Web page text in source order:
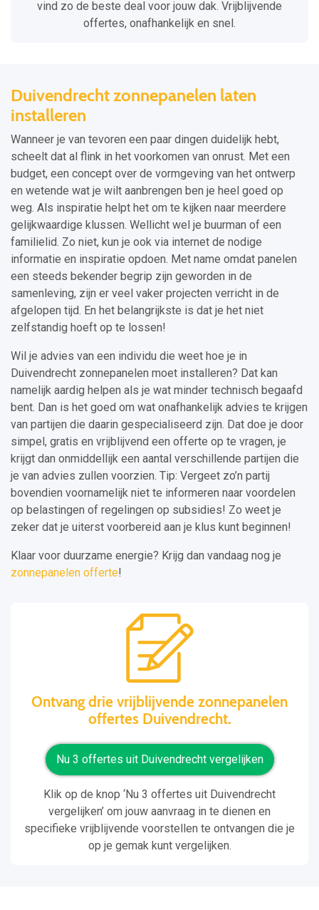
vind zo de beste deal voor jouw dak. Vrijblijvende
offertes, onafhankelijk en snel.
Duivendrecht zonnepanelen laten
installeren
Wanneer je van tevoren een paar dingen duidelijk hebt,
scheelt dat al flink in het voorkomen van onrust. Met een
budget, een concept over de vormgeving van het ontwerp
en wetende wat je wilt aanbrengen ben je heel goed op
weg. Als inspiratie helpt het om te kijken naar meerdere
gelijkwaardige klussen. Wellicht wel je buurman of een
familielid. Zo niet, kun je ook via internet de nodige
informatie en inspiratie opdoen. Met name omdat panelen
een steeds bekender begrip zijn geworden in de
samenleving, zijn er veel vaker projecten verricht in de
afgelopen tijd. En het belangrijkste is dat je het niet
zelfstandig hoeft op te lossen!
Wil je advies van een individu die weet hoe je in
Duivendrecht zonnepanelen moet installeren? Dat kan
namelijk aardig helpen als je wat minder technisch begaafd
bent. Dan is het goed om wat onafhankelijk advies te krijgen
van partijen die daarin gespecialiseerd zijn. Dat doe je door
simpel, gratis en vrijblijvend een offerte op te vragen, je
krijgt dan onmiddellijk een aantal verschillende partijen die
je van advies zullen voorzien. Tip: Vergeet zo’n partij
bovendien voornamelijk niet te informeren naar voordelen
op belastingen of regelingen op subsidies! Zo weet je
zeker dat je uiterst voorbereid aan je klus kunt beginnen!
Klaar voor duurzame energie? Krijg dan vandaag nog je
zonnepanelen offerte!
Ontvang drie vrijblijvende zonnepanelen
offertes Duivendrecht.
Nu 3 offertes uit Duivendrecht vergelijken
Klik op de knop ‘Nu 3 offertes uit Duivendrecht
vergelijken’ om jouw aanvraag in te dienen en
specifieke vrijblijvende voorstellen te ontvangen die je
op je gemak kunt vergelijken.